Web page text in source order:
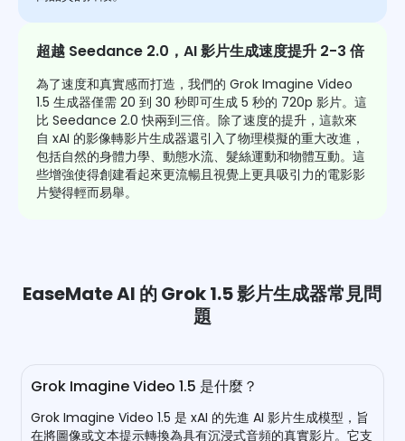
超越 Seedance 2.0，AI 影片生成速度提升 2-3 倍
為了速度和真實感而打造，我們的 Grok Imagine Video
1.5 生成器僅需 20 到 30 秒即可生成 5 秒的 720p 影片。這
比 Seedance 2.0 快兩到三倍。除了速度的提升，這款來
自 xAI 的影像轉影片生成器還引入了物理模擬的重大改進，
包括自然的身體力學、動態水流、髮絲運動和物體互動。這
些增強使得創建看起來更流暢且視覺上更具吸引力的電影影
片變得輕而易舉。
EaseMate AI 的 Grok 1.5 影片生成器常見問
題
Grok Imagine Video 1.5 是什麼？
Grok Imagine Video 1.5 是 xAI 的先進 AI 影片生成模型，旨
在將圖像或文本提示轉換為具有沉浸式音頻的真實影片。它支